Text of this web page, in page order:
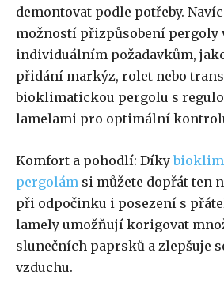
demontovat podle potřeby.
možností přizpůsobení pergoly
individuálním požadavkům,
přidání markýz, rolet nebo
bioklimatickou pergolu s
lamelami pro optimální
Komfort a pohodlí: Díky
pergolám si můžete dopřát ten
při odpočinku i posezení s
lamely umožňují korigovat
slunečních paprsků a zlepšuje
vzduchu.